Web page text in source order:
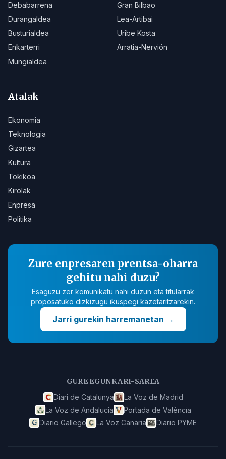
Debabarrena
Gran Bilbao
Durangaldea
Lea-Artibai
Busturialdea
Uribe Kosta
Enkarterri
Arratia-Nervión
Mungialdea
Atalak
Ekonomia
Teknologia
Gizartea
Kultura
Tokikoa
Kirolak
Enpresa
Politika
Zure enpresaren prentsa-oharra
gehitu nahi duzu?
Esaguzu zer komunikatu nahi duzun eta titularrak
proposatuko dizkizugu ikuspegi kazetaritzarekin.
Jarri gurekin harremanetan →
GURE EGUNKARI-SAREA
Diari de Catalunya
La Voz de Madrid
La Voz de Andalucía
Portada de València
Diario Gallego
La Voz Canaria Diario PYME